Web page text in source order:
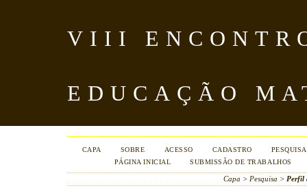
VIII
EDUCAÇÃO
CAPA SOBRE ACESSO CADASTRO
PESQUISA
PÁGINA INICIAL
SUBMISSÃO DE TRABALHOS
Capa > Pesquisa > Perfil